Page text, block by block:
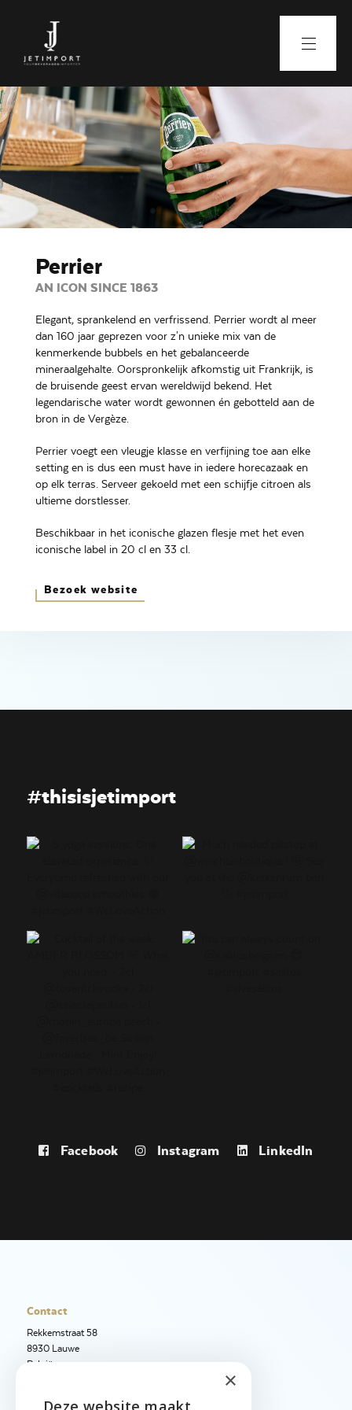
Perrier
AN ICON SINCE 1863
Elegant, sprankelend en verfrissend. Perrier wordt al meer
dan 160 jaar geprezen voor z'n unieke mix van de
kenmerkende bubbels en het gebalanceerde
mineraalgehalte. Oorspronkelijk afkomstig uit Frankrijk, is
de bruisende geest ervan wereldwijd bekend. Het
legendarische water wordt gewonnen én gebotteld aan de
bron in de Vergèze.
Perrier voegt een vleugje klasse en verfijning toe aan elke
setting en is dus een must have in iedere horecazaak en
op elk terras. Serveer gekoeld met een schijfje citroen als
ultieme dorstlesser.
Beschikbaar in het iconische glazen flesje met het even
iconische label in 20 cl en 33 cl.
Bezoek website
#thisisjetimport
Facebook Instagram LinkedIn
Contact
Rekkemstraat 58
8930 Lauwe
België
×
Deze website maakt